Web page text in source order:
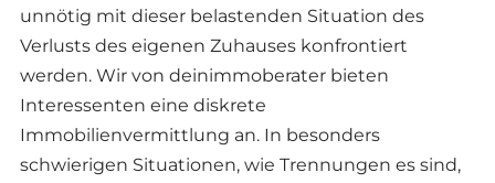
unnötig mit dieser belastenden Situation des
Verlusts des eigenen Zuhauses konfrontiert
werden. Wir von deinimmoberater bieten
Interessenten eine diskrete
Immobilienvermittlung an. In besonders
schwierigen Situationen, wie Trennungen es sind,